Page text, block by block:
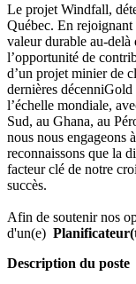
Le projet Windfall,
Québec. En rejoignant
valeur durable au-
l’opportunité de
d’un projet minier de
dernières
l’échelle mondiale,
Sud, au Ghana, au
nous nous engageons
reconnaissons que la
facteur clé de notre
succès.
Afin de soutenir nos
d'un(e)
Description du poste